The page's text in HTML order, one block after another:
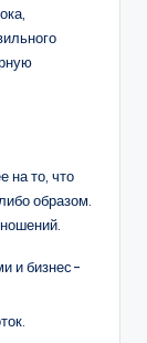
на то, что
образом.
и бизнес-